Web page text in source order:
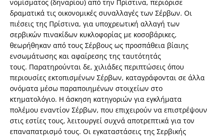
νομίσματος (δηναρίου) από την Πρίστινα, περιόρισε
δραματικά τις οικονομικές συναλλαγές των Σέρβων. Οι
πιέσεις της Πρίστινα, για υποχρεωτική αλλαγή των
σερβικών πινακίδων κυκλοφορίας με κοσοβάρικες,
θεωρήθηκαν από τους Σέρβους ως προσπάθεια βίαιης
ενσωμάτωσης και αφαίρεσης της ταυτότητάς
τους. Παρατηρούνται δε, χιλιάδες περιπτώσεις όπου
περιουσίες εκτοπισμένων Σέρβων, καταγράφονται σε άλλα
ονόματα μέσω παραποιημένων στοιχείων στο
κτηματολόγιο. Η άσκηση κατηγοριών για εγκλήματα
πολέμου εναντίον Σέρβων, που επιχειρούν να επιστρέψουν
στις εστίες τους, λειτουργεί συχνά αποτρεπτικά για τον
επαναπατρισμό τους. Οι εγκαταστάσεις της Σερβικής